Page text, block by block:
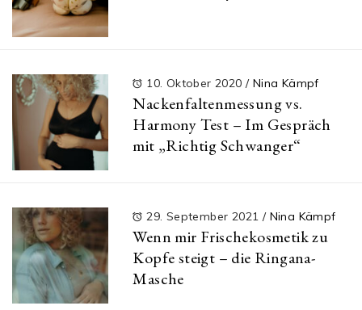
10. Oktober 2020 / Nina Kämpf
Nackenfaltenmessung vs.
Harmony Test – Im Gespräch
mit „Richtig Schwanger“
29. September 2021 / Nina Kämpf
Wenn mir Frischekosmetik zu
Kopfe steigt – die Ringana-
Masche